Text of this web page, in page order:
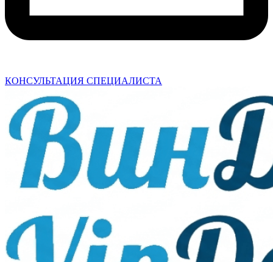
КОНСУЛЬТАЦИЯ СПЕЦИАЛИСТА